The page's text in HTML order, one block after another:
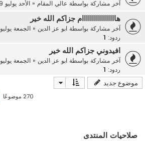
آخر مشاركة بواسطة عالي المقام« الأحد يوليو 19, 2009 5:25 pm
هااااااااااااااااام جزاكم الله خير
آخر مشاركة بواسطة ابو عز الدين« الجمعة يوليو 17, 2009 12:22 am
ردود:
افيدوني جزاكم الله خير
آخر مشاركة بواسطة ابو عز الدين« الجمعة يوليو 17, 2009 12:17 am
ردود:
موضوع جديد
270 موضوعًا
صلاحيات المنتدى